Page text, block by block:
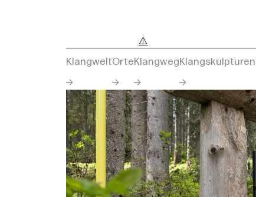
KlangweltOrteKlangwegKlangskulpturen